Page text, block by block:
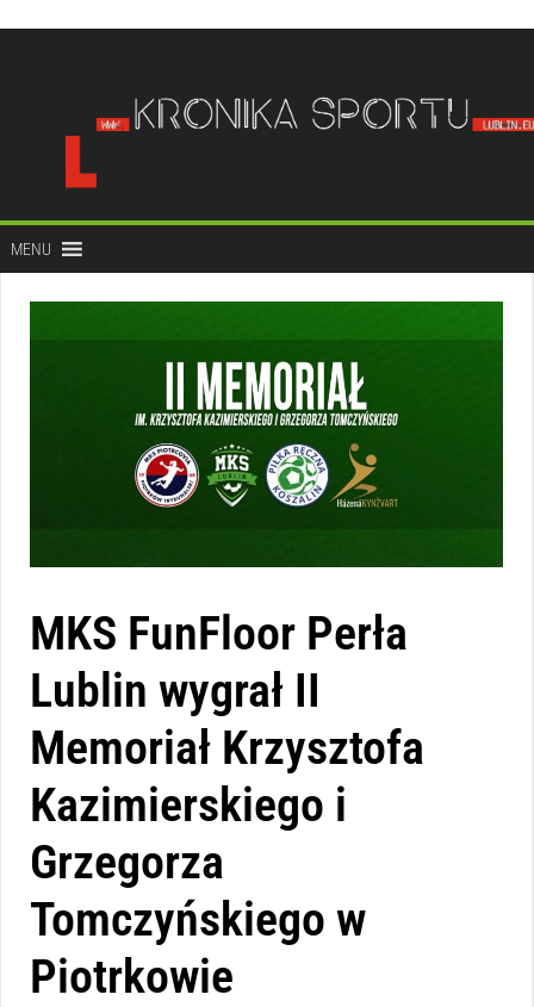
treści
MENU
MKS FunFloor Perła
Lublin wygrał II
Memoriał Krzysztofa
Kazimierskiego i
Grzegorza
Tomczyńskiego w
Piotrkowie